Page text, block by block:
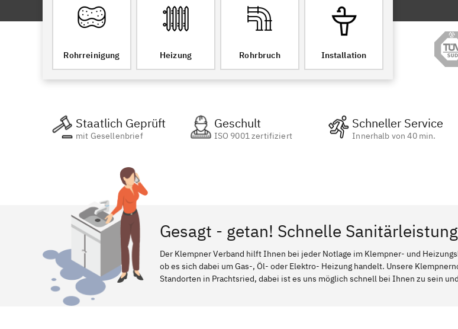
Rohrreinigung Heizung Rohrbruch Installation
Staatlich Geprüft
mit Gesellenbrief
Geschult
ISO 9001 zertifiziert
Schneller Service
Innerhalb von 40 min.
Gesagt - getan! Schnelle
Der Klempner Verband hilft Ihnen bei jeder Notlage im Klempner- und
ob es sich dabei um Gas-, Öl- oder Elektro- Heizung handelt. Unsere
Standorten in Prachtsried, dabei ist es uns möglich schnell bei Ihnen zu sein